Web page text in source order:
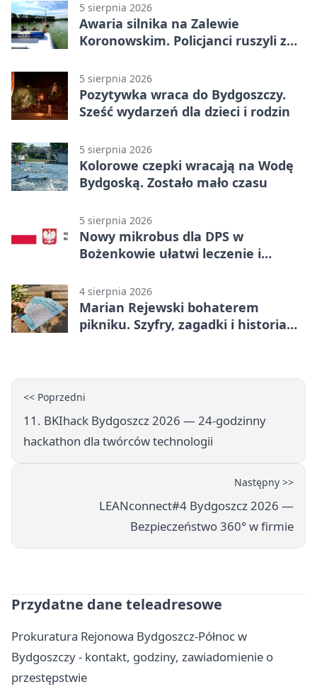
5 sierpnia 2026
Awaria silnika na Zalewie
Koronowskim. Policjanci ruszyli z
5 sierpnia 2026
Pozytywka wraca do Bydgoszczy.
Sześć wydarzeń dla dzieci i rodzin
5 sierpnia 2026
Kolorowe czepki wracają na Wodę
Bydgoską. Zostało mało czasu
5 sierpnia 2026
Nowy mikrobus dla DPS w
Bożenkowie ułatwi leczenie i
4 sierpnia 2026
Marian Rejewski bohaterem
pikniku. Szyfry, zagadki i historia
<< Poprzedni
11. BKIhack Bydgoszcz 2026 — 24-godzinny
hackathon dla twórców technologii
Następny >>
LEANconnect#4 Bydgoszcz 2026 —
Bezpieczeństwo 360° w firmie
Przydatne dane teleadresowe
Prokuratura Rejonowa Bydgoszcz-Północ w
Bydgoszczy - kontakt, godziny, zawiadomienie o
przestępstwie